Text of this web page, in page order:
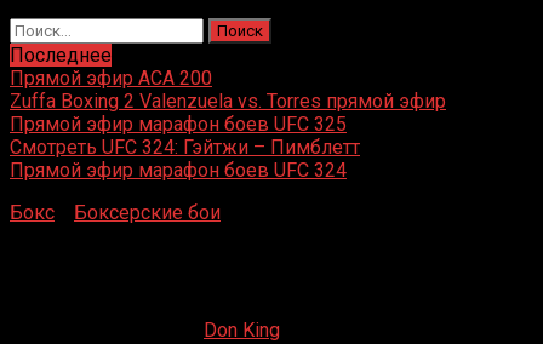
Найти:
Последнее
Прямой эфир ACA 200
Zuffa Boxing 2 Valenzuela vs. Torres прямой эфир
Прямой эфир марафон боев UFC 325
Смотреть UFC 324: Гэйтжи – Пимблетт
Прямой эфир марафон боев UFC 324
Бокс
Боксерские бои
Don King